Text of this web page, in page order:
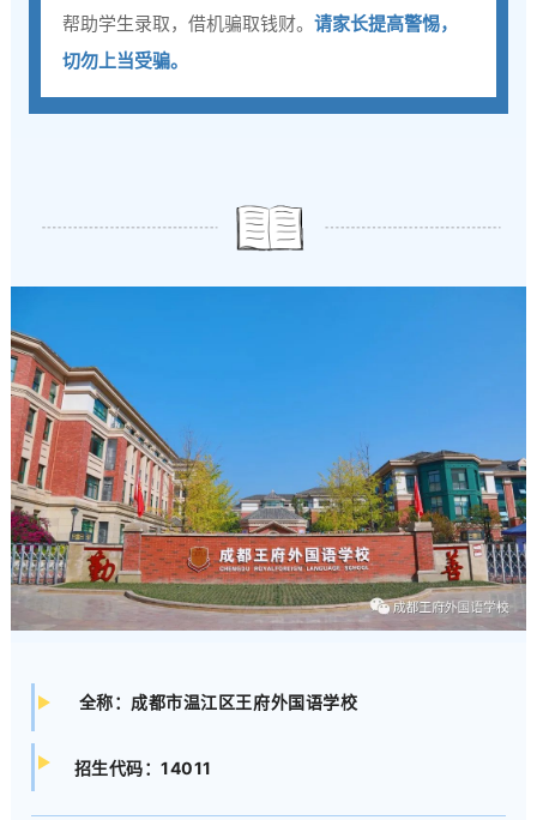
帮助学生录取，借机骗取钱财。 请家长提高警惕，
切勿上当受骗。
全称：成都市温江区王府外国语学校
招生代码：14011